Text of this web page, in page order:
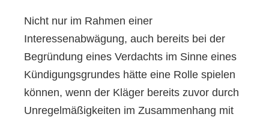
Nicht nur im Rahmen einer
Interessenabwägung, auch bereits bei der
Begründung eines Verdachts im Sinne eines
Kündigungsgrundes hätte eine Rolle spielen
können, wenn der Kläger bereits zuvor durch
Unregelmäßigkeiten im Zusammenhang mit